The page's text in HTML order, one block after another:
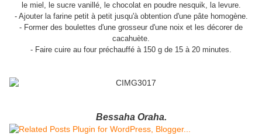
le miel, le sucre vanillé, le chocolat en poudre nesquik, la levure.
- Ajouter la farine petit à petit jusqu'à obtention d'une pâte homogène.
- Former des boulettes d'une grosseur d'une noix et les décorer de
cacahuète.
- Faire cuire au four préchauffé à 150 g de 15 à 20 minutes.
Bessaha Oraha.